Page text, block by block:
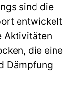
sind die
entwickelt
Aktivitäten
die eine
Dämpfung